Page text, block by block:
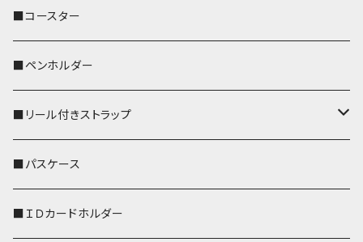
鹿
ペンギン
■コースター
■ペンホルダー
■リール付きストラップ
リールのみ
ストラップ付
■パスケース
■ＩＤカードホルダー